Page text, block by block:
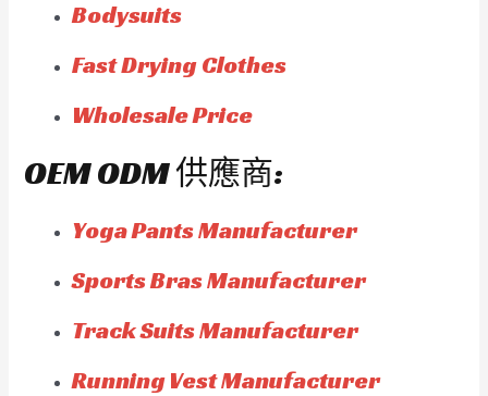
Bodysuits
Fast Drying Clothes
Wholesale Price
OEM ODM 供應商:
Yoga Pants Manufacturer
Sports Bras Manufacturer
Track Suits Manufacturer
Running Vest Manufacturer